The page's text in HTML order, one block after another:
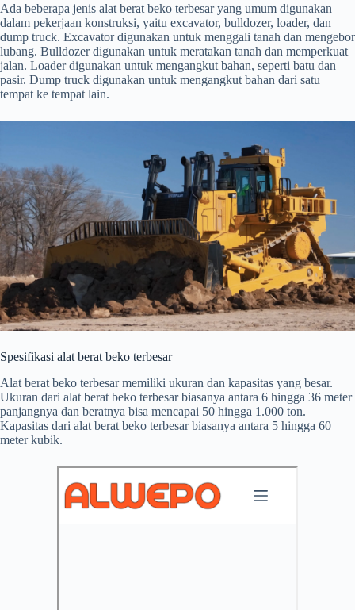
Ada beberapa jenis alat berat beko terbesar yang umum digunakan
dalam pekerjaan konstruksi, yaitu excavator, bulldozer, loader, dan
dump truck. Excavator digunakan untuk menggali tanah dan mengebor
lubang. Bulldozer digunakan untuk meratakan tanah dan memperkuat
jalan. Loader digunakan untuk mengangkut bahan, seperti batu dan
pasir. Dump truck digunakan untuk mengangkut bahan dari satu
tempat ke tempat lain.
Spesifikasi alat berat beko terbesar
Alat berat beko terbesar memiliki ukuran dan kapasitas yang besar.
Ukuran dari alat berat beko terbesar biasanya antara 6 hingga 36 meter
panjangnya dan beratnya bisa mencapai 50 hingga 1.000 ton.
Kapasitas dari alat berat beko terbesar biasanya antara 5 hingga 60
meter kubik.